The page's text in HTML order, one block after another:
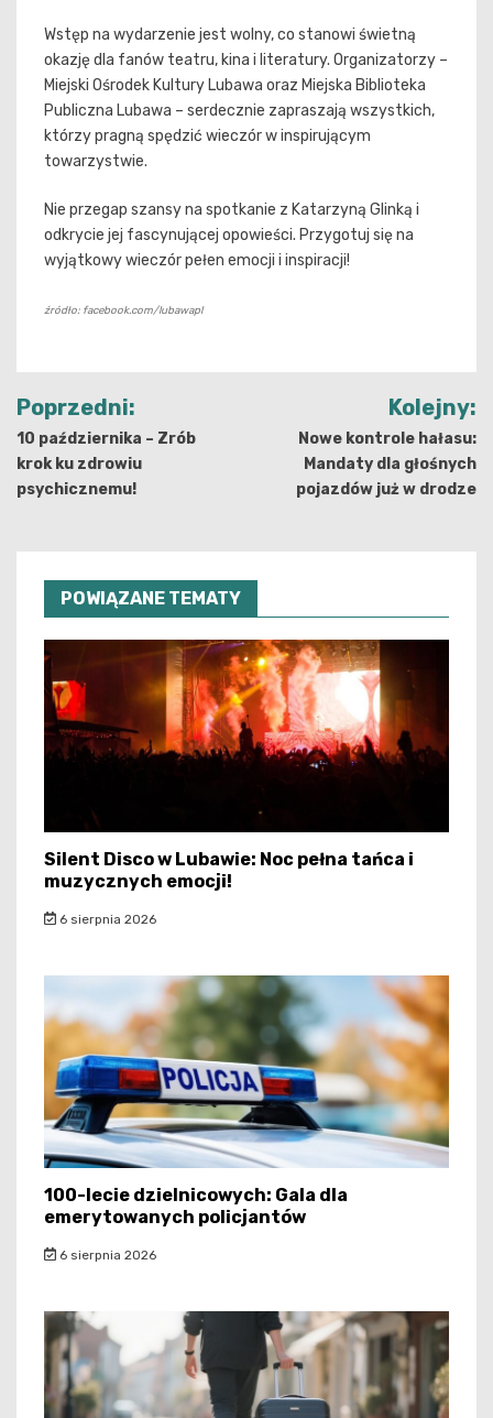
Wstęp na wydarzenie jest wolny, co stanowi świetną
okazję dla fanów teatru, kina i literatury. Organizatorzy –
Miejski Ośrodek Kultury Lubawa oraz Miejska Biblioteka
Publiczna Lubawa – serdecznie zapraszają wszystkich,
którzy pragną spędzić wieczór w inspirującym
towarzystwie.
Nie przegap szansy na spotkanie z Katarzyną Glinką i
odkrycie jej fascynującej opowieści. Przygotuj się na
wyjątkowy wieczór pełen emocji i inspiracji!
źródło: facebook.com/lubawapl
Nawigacja
wpisu
Poprzedni:
10 października – Zrób
krok ku zdrowiu
psychicznemu!
Kolejny:
Nowe kontrole hałasu:
Mandaty dla głośnych
pojazdów już w drodze
POWIĄZANE TEMATY
Silent Disco w Lubawie: Noc pełna tańca i
muzycznych emocji!
6 sierpnia 2026
100-lecie dzielnicowych: Gala dla
emerytowanych policjantów
6 sierpnia 2026